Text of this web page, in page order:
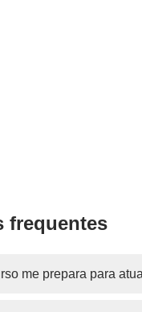
frequentes
me prepara para